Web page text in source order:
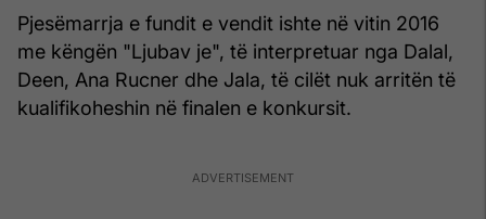
Pjesëmarrja e fundit e vendit ishte në vitin 2016
me këngën "Ljubav je", të interpretuar nga Dalal,
Deen, Ana Rucner dhe Jala, të cilët nuk arritën të
kualifikoheshin në finalen e konkursit.